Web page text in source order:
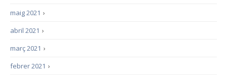
›
maig 2021
›
abril 2021
›
març 2021
›
febrer 2021